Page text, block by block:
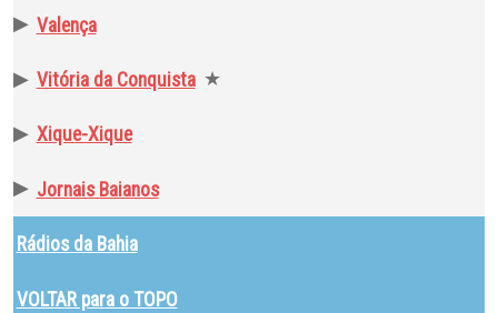
▶ Valença
▶ Vitória da Conquista ★
▶ Xique-Xique
▶ Jornais Baianos
Rádios da Bahia
VOLTAR para o TOPO